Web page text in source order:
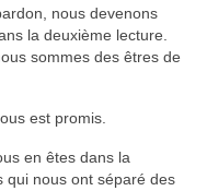
nous devenons
la deuxième lecture.
sommes des êtres de
est promis.
en êtes dans la
qui nous ont séparé des